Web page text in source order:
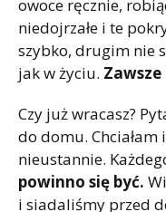
owoce ręcznie,
niedojrzałe i te
szybko, drugim nie
jak w życiu. Zawsze
Czy już wracasz?
do domu. Chciałam
nieustannie.
powinno się być.
i siadaliśmy przed